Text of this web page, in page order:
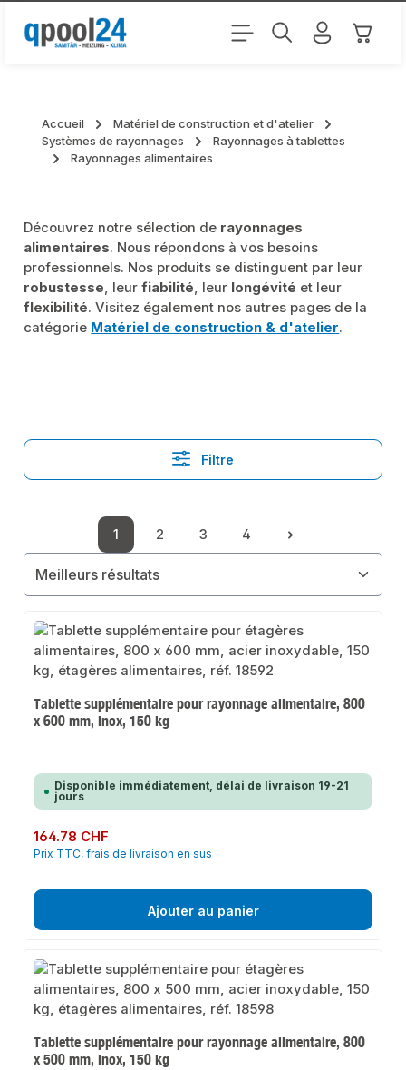
Passer au contenu principal Le
Accueil
Matériel de construction et d'atelier
Systèmes de rayonnages
Rayonnages à tablettes
Rayonnages alimentaires
Découvrez notre sélection de rayonnages
alimentaires. Nous répondons à vos besoins
professionnels. Nos produits se distinguent par leur
robustesse, leurfiabilité, leur longévité et leur
flexibilité. Visitez également nos autres pages de la
catégorie Matériel de construction & d'atelier.
Filtre
Page
1
Page
2
Page
3
Page
4
Tablette supplémentaire pour rayonnage alimentaire, 800
x 600 mm, inox, 150 kg
Disponible immédiatement, délai de livraison 19-21
jours
Prix régulier :
164.78 CHF
Prix TTC, frais de livraison en sus
Ajouter au panier
Tablette supplémentaire pour rayonnage alimentaire, 800
x 500 mm, inox, 150 kg